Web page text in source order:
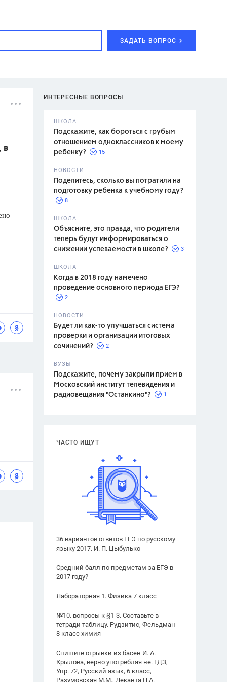
ЗАДАТЬ ВОПРОС
ИНТЕРЕСНЫЕ ВОПРОСЫ
ШКОЛА
Подскажите, как бороться с грубым
отношением одноклассников к моему
ребенку?
15
НОВОСТИ
Поделитесь, сколько вы потратили на
подготовку ребенка к учебному году?
8
ШКОЛА
Объясните, это правда, что родители
теперь будут информироваться о
снижении успеваемости в школе?
3
ШКОЛА
Когда в 2018 году намечено
проведение основного периода ЕГЭ?
2
НОВОСТИ
Будет ли как-то улучшаться система
проверки и организации итоговых
сочинений?
2
ВУЗЫ
Подскажите, почему закрыли прием в
Московский институт телевидения и
радиовещания "Останкино"?
1
ЧАСТО ИЩУТ
36 вариантов ответов ЕГЭ по русскому
языку 2017. И. П. Цыбулько
Средний балл по предметам за ЕГЭ в
2017 году?
Лабораторная 1. Физика 7 класс
№10. вопросы к §1-3. Составьте в
тетради таблицу. Рудзитис, Фельдман
8 класс химия
Спишите отрывки из басен И. А.
Крылова, верно употребляя не. ГДЗ,
Упр. 72, Русский язык, 6 класс,
Разумовская М.М., Леканта П.А.
в